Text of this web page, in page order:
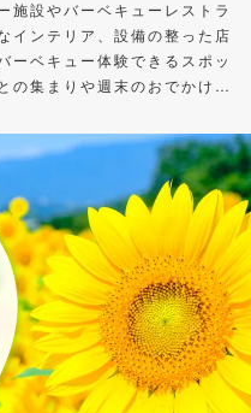
施設やバーベキューレストラ
インテリア、設備の整った店
ーベキュー体験できるスポッ
の集まりや週末のおでかけ